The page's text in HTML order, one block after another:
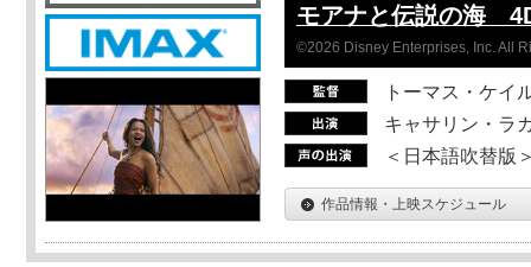
モアナと伝説の海
©2026 Disney Enterprises, Inc. All
トーマス・ケイ
キャサリン・ラ
＜日本語吹替版
作品情報・上映スケジュール